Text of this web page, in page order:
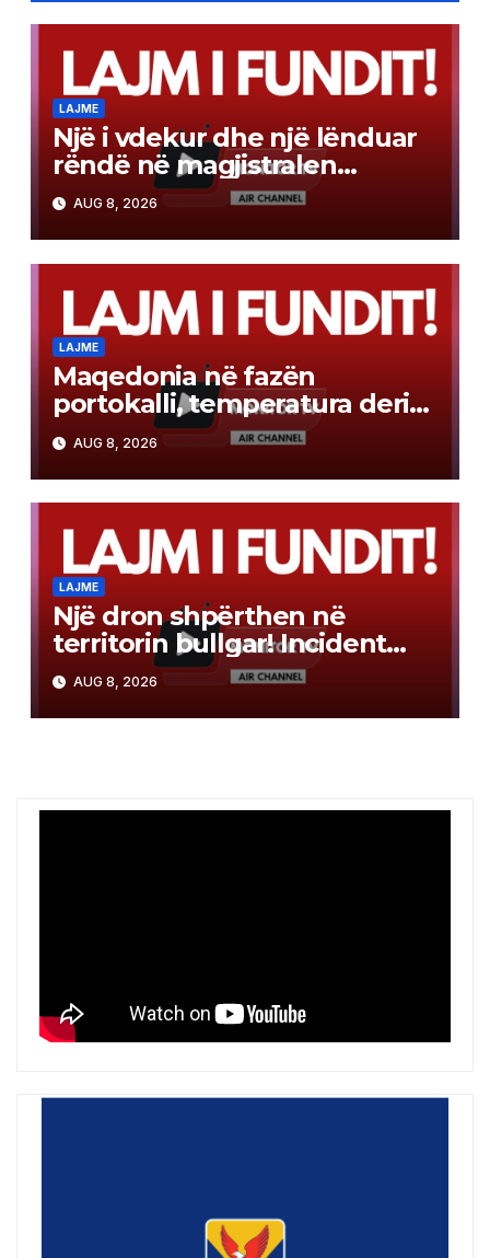
LAJME
Një i vdekur dhe një lënduar
rëndë në magjistralen
Gostivar-Kërçovë
AUG 8, 2026
LAJME
Maqedonia në fazën
portokalli, temperatura deri
në 40°C, ISHP me
rekomandime për mbrojtje
shëndetësore
AUG 8, 2026
LAJME
Një dron shpërthen në
territorin bullgar! Incident
pranë gazsjellësit trans-
ballkanik, autoritetet hetojnë
AUG 8, 2026